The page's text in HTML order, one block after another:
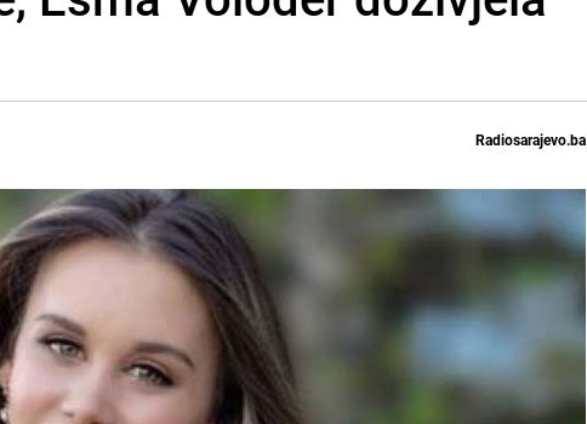
Radiosarajevo.ba